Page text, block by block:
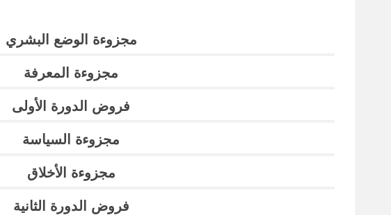
مجزوءة الوضع البشري
مجزوءة المعرفة
فروض الدورة الأولى
مجزوءة السياسة
مجزوءة الأخلاق
فروض الدورة الثانية